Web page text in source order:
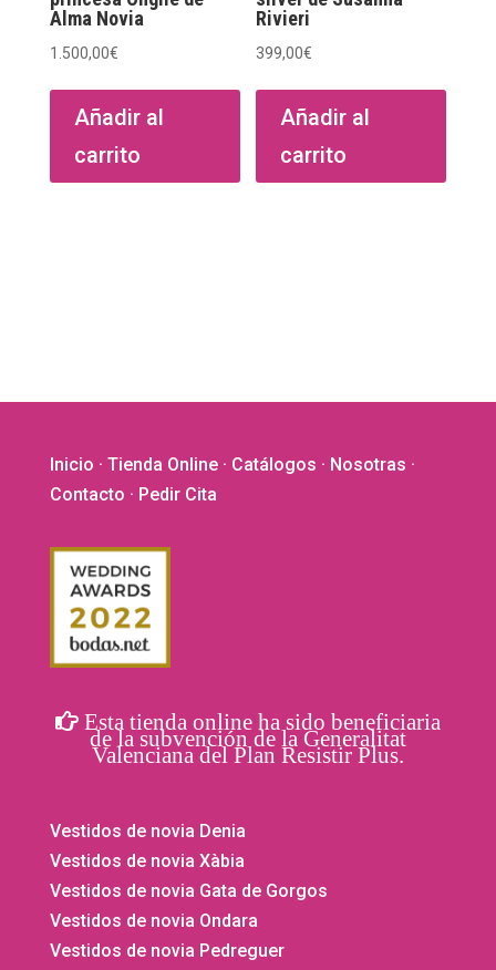
producto
Alma Novia
1.500,00€
Añadir al
carrito
Rivieri
399,00€
Añadir al
carrito
Inicio · Tienda Online· Catálogos · Nosotras ·
Contacto · Pedir Cita
Esta tienda online ha sido beneficiaria
de la subvención de la Generalitat
Valenciana del Plan Resistir Plus.
Vestidos de novia Denia
Vestidos de novia Xàbia
Vestidos de novia Gata de Gorgos
Vestidos de novia Ondara
Vestidos de novia Pedreguer